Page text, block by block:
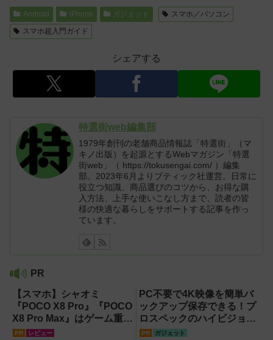
Android iPhone ガジェット
スマホ／パソコン
スマホ超入門ガイド
シェアする
特選街web編集部
1979年創刊の老舗商品情報誌「特選街」（マ
キノ出版）を起源とするWebマガジン「特選
街web」（ https://tokusengai.com/ ）編集
部。2023年6月よりブティック社運営。日常に
役立つ知識、商品選びのコツから、お得な購
入方法、上手な使いこなし方まで、読者の皆
様の快適な暮らしをサポートする記事を作っ
ています。
PR
【スマホ】シャオミ
『POCO X8 Pro』『POCO
X8 Pro Max』はゲーム重視
ならコスパ最強クラス！
PR レビュー
PC不要で4K映像を簡単バ
ックアップ保存できる！プ
ロスペックのハイビジョン
レコーダー『HVE705-
PR ガジェット